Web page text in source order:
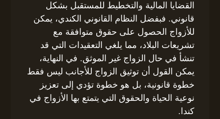
القضايا المالية والتخطيط للمستقبل بشكل
قانوني. فبفضل النظام القانوني الكندي، يمكن
للأزواج الحصول على حقوق متوافقة مع
تشريعات البلاد، مما يلغي التعقيدات التي قد
تنشأ في حال الزواج غير الموثق. في النهاية،
يمكن القول أن توثيق الزواج للأجانب ليس فقط
خطوة قانونية، بل هو خطوة تؤدي إلى تعزيز
نوعية الحياة والحقوق التي يتمتع بها الأزواج في
كندا.